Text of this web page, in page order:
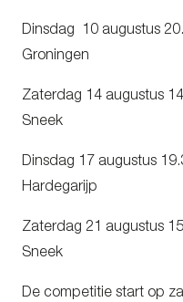
Dinsdag 10 augustus
Groningen
Zaterdag 14 augustus
Sneek
Dinsdag 17 augustus
Hardegarijp
Zaterdag 21 augustus
Sneek
De competitie start op